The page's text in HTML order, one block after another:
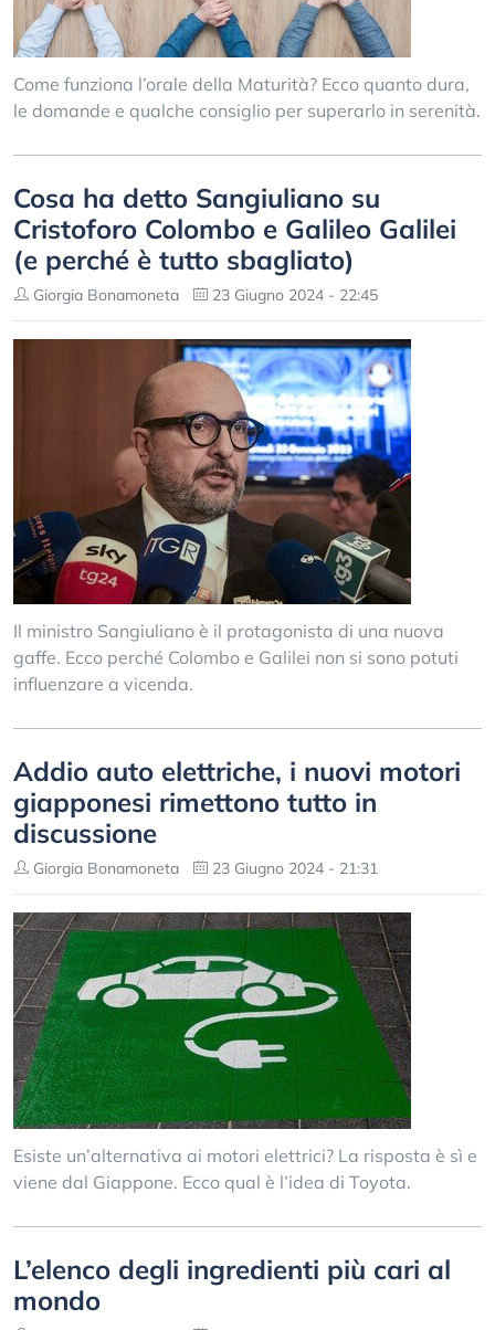
Come funziona l’orale della Maturità? Ecco quanto dura,
le domande e qualche consiglio per superarlo in serenità.
Cosa ha detto Sangiuliano su
Cristoforo Colombo e Galileo Galilei
(e perché è tutto sbagliato)
Giorgia Bonamoneta 23 Giugno 2024 - 22:45
Il ministro Sangiuliano è il protagonista di una nuova
gaffe. Ecco perché Colombo e Galilei non si sono potuti
influenzare a vicenda.
Addio auto elettriche, i nuovi motori
giapponesi rimettono tutto in
discussione
Giorgia Bonamoneta 23 Giugno 2024 - 21:31
Esiste un’alternativa ai motori elettrici? La risposta è sì e
viene dal Giappone. Ecco qual è l’idea di Toyota.
L’elenco degli ingredienti più cari al
mondo